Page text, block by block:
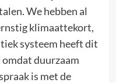
We hebben al
klimaattekort,
systeem heeft dit
duurzaam
is met de